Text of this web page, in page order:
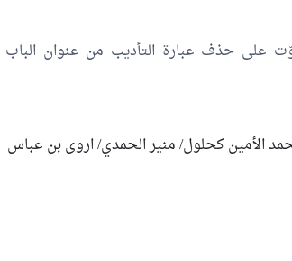
على حذف عبارة التأديب من عنوان الباب
الأمين كحلول/منير الحمدي/ اروى بن عباس